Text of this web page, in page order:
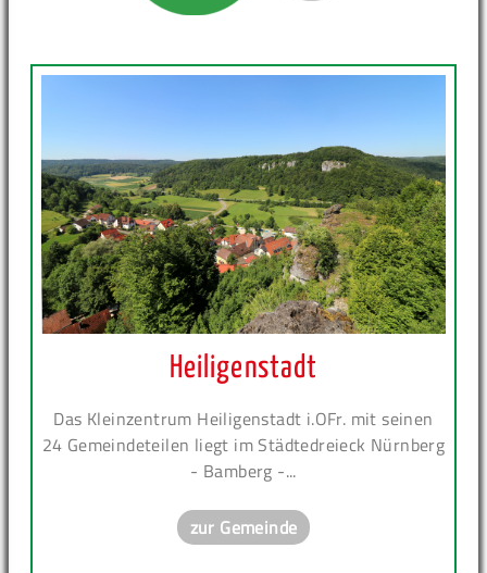
Heiligenstadt
Das Kleinzentrum Heiligenstadt i.OFr. mit seinen
24 Gemeindeteilen liegt im Städtedreieck Nürnberg
- Bamberg -...
zur Gemeinde